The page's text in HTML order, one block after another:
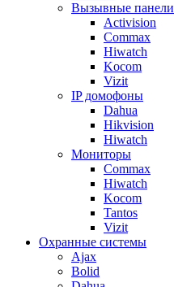
Вызывные панели
Activision
Commax
Hiwatch
Kocom
Vizit
IP домофоны
Dahua
Hikvision
Hiwatch
Мониторы
Commax
Hiwatch
Kocom
Tantos
Vizit
Охранные системы
Ajax
Bolid